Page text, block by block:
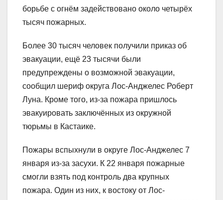
борьбе с огнём задействовано около четырёх
тысяч пожарных.
Более 30 тысяч человек получили приказ об
эвакуации, ещё 23 тысячи были
предупреждены о возможной эвакуации,
сообщил шериф округа Лос-Анджелес Роберт
Луна. Кроме того, из-за пожара пришлось
эвакуировать заключённых из окружной
тюрьмы в Кастаике.
Пожары вспыхнули в округе Лос-Анджелес 7
января из-за засухи. К 22 января пожарные
смогли взять под контроль два крупных
пожара. Один из них, к востоку от Лос-